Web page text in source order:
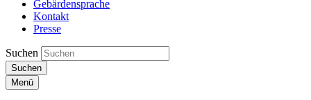
Gebärdensprache
Kontakt
Presse
Suchen
Suchen
Menü